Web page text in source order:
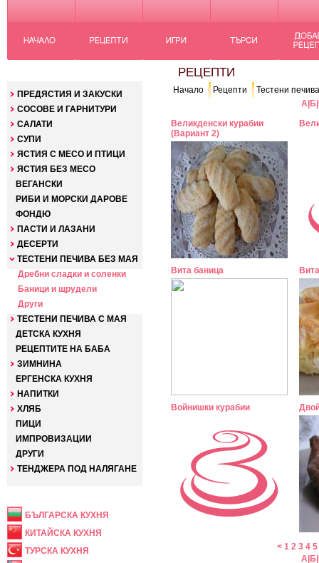
ПРЕДЯСТИЯ И ЗАКУСКИ
СОСОВЕ И ГАРНИТУРИ
САЛАТИ
СУПИ
ЯСТИЯ С МЕСО И ПТИЦИ
ЯСТИЯ БЕЗ МЕСО
ВЕГАНСКИ
РИБИ И МОРСКИ ДАРОВЕ
ФОНДЮ
ПАСТИ И ЛАЗАНИ
ДЕСЕРТИ
ТЕСТЕНИ ПЕЧИВА БЕЗ МАЯ
Дребни сладки и соленки
Баници и щрудели
Други
ТЕСТЕНИ ПЕЧИВА С МАЯ
ДЕТСКА КУХНЯ
РЕЦЕПТИТЕ НА БАБА
ЗИМНИНА
ЕРГЕНСКА КУХНЯ
НАПИТКИ
ХЛЯБ
ПИЦИ
ИМПРОВИЗАЦИИ
ДРУГИ
ТЕНДЖЕРА ПОД НАЛЯГАНЕ
БЪЛГАРСКА КУХНЯ
КИТАЙСКА КУХНЯ
ТУРСКА КУХНЯ
РЕЦЕПТИ
Начало Рецепти
Тестени
А Б
Великденски курабии
(Вариант 2)
Вита баница
Войнишки курабии
< 1 2 3 4 5
А Б